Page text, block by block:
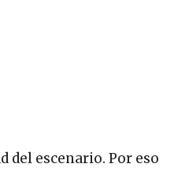
del escenario. Por eso